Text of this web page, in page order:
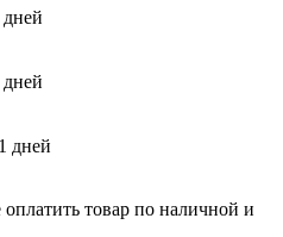
дней
дней
дней
товар по наличной и